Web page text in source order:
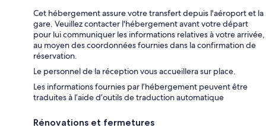
Cet hébergement assure votre transfert depuis l'aéroport et la
gare. Veuillez contacter l'hébergement avant votre départ
pour lui communiquer les informations relatives à votre arrivée,
au moyen des coordonnées fournies dans la confirmation de
réservation.
Le personnel de la réception vous accueillera sur place.
Les informations fournies par l’hébergement peuvent être
traduites à l’aide d’outils de traduction automatique
Rénovations et fermetures